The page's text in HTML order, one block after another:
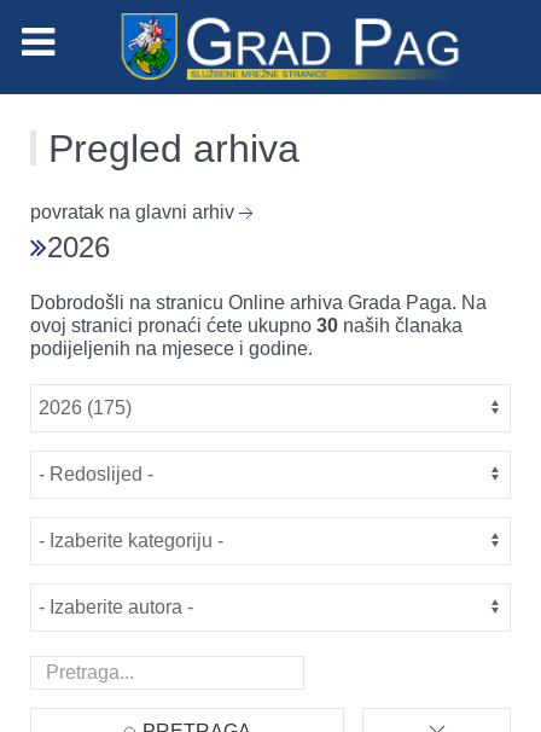
Pregled arhiva
povratak na glavni arhiv
2026
Dobrodošli na stranicu Online arhiva Grada Paga. Na
ovoj stranici pronaći ćete ukupno 30 naših članaka
podijeljenih na mjesece i godine.